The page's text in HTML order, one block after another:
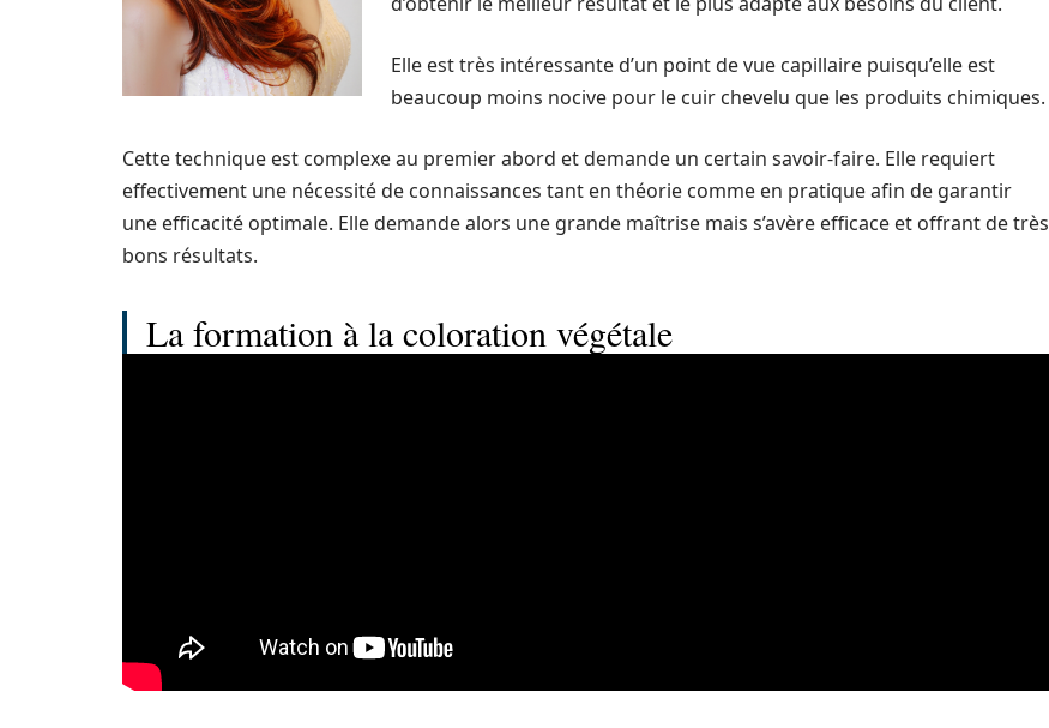
Elle est très intéressante d’un point de vue capillaire puisqu’elle est
beaucoup moins nocive pour le cuir chevelu que les produits chimiques.
Cette technique est complexe au premier abord et demande un certain savoir-faire. Elle requiert
effectivement une nécessité de connaissances tant en théorie comme en pratique afin de garantir
une efficacité optimale. Elle demande alors une grande maîtrise mais s’avère efficace et offrant de très
bons résultats.
La formation à la coloration végétale